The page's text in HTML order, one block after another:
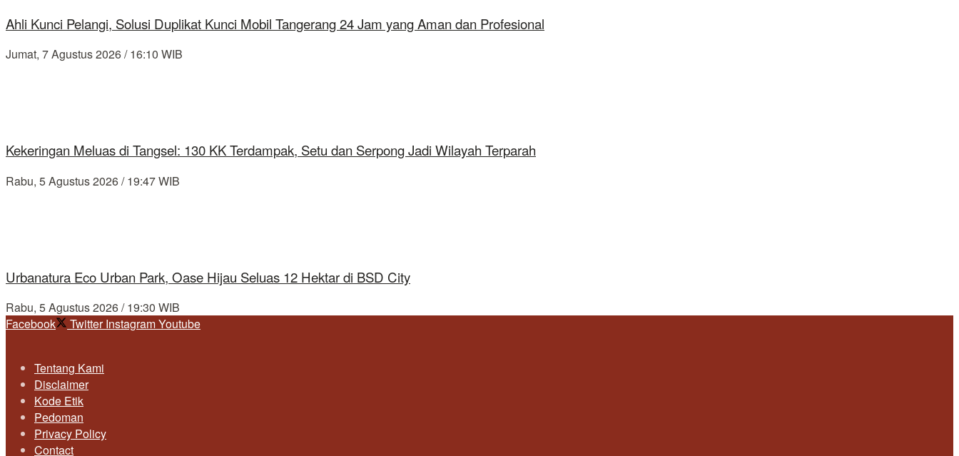
Ahli Kunci Pelangi, Solusi Duplikat Kunci Mobil Tangerang 24 Jam yang Aman dan Profesional
Jumat, 7 Agustus 2026 / 16:10 WIB
Kekeringan Meluas di Tangsel: 130 KK Terdampak, Setu dan Serpong Jadi Wilayah Terparah
Rabu, 5 Agustus 2026 / 19:47 WIB
Urbanatura Eco Urban Park, Oase Hijau Seluas 12 Hektar di BSD City
Rabu, 5 Agustus 2026 / 19:30 WIB
Facebook
Twitter InstagramYoutube
Tentang Kami
Disclaimer
Kode Etik
Pedoman
Privacy Policy
Contact